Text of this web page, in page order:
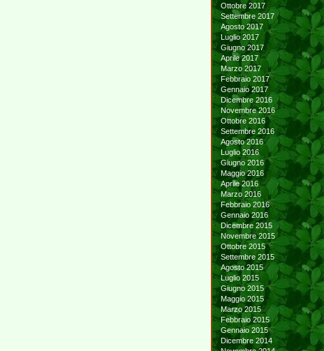
Ottobre 2017
Settembre 2017
Agosto 2017
Luglio 2017
Giugno 2017
Aprile 2017
Marzo 2017
Febbraio 2017
Gennaio 2017
Dicembre 2016
Novembre 2016
Ottobre 2016
Settembre 2016
Agosto 2016
Luglio 2016
Giugno 2016
Maggio 2016
Aprile 2016
Marzo 2016
Febbraio 2016
Gennaio 2016
Dicembre 2015
Novembre 2015
Ottobre 2015
Settembre 2015
Agosto 2015
Luglio 2015
Giugno 2015
Maggio 2015
Marzo 2015
Febbraio 2015
Gennaio 2015
Dicembre 2014